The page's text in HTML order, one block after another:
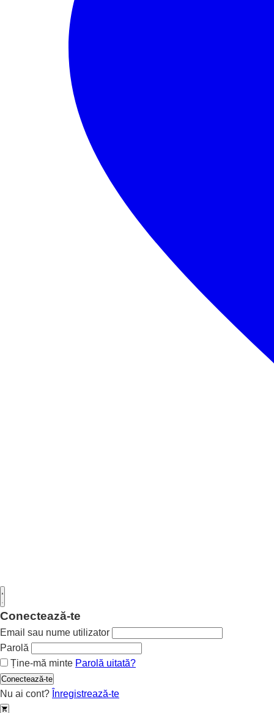
Conectează-te
Email sau nume utilizator
Parolă
Ține-mă minte Parolă uitată?
Conectează-te
Nu ai cont? Înregistrează-te